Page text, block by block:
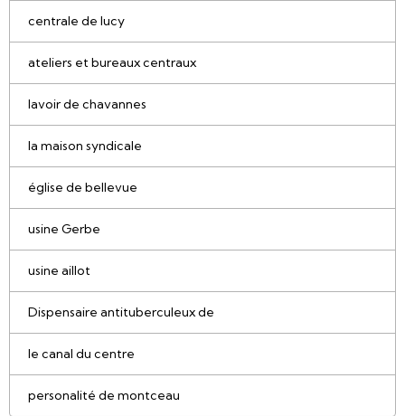
centrale de lucy
ateliers et bureaux centraux
lavoir de chavannes
la maison syndicale
église de bellevue
usine Gerbe
usine aillot
Dispensaire antituberculeux de
le canal du centre
personalité de montceau